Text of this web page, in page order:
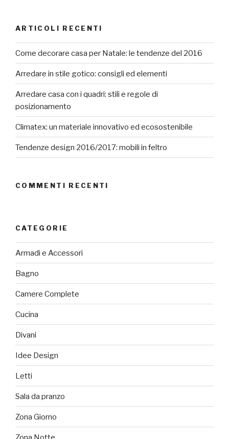
ARTICOLI RECENTI
Come decorare casa per Natale: le tendenze del 2016
Arredare in stile gotico: consigli ed elementi
Arredare casa con i quadri: stili e regole di
posizionamento
Climatex: un materiale innovativo ed ecosostenibile
Tendenze design 2016/2017: mobili in feltro
COMMENTI RECENTI
CATEGORIE
Armadi e Accessori
Bagno
Camere Complete
Cucina
Divani
Idee Design
Letti
Sala da pranzo
Zona Giorno